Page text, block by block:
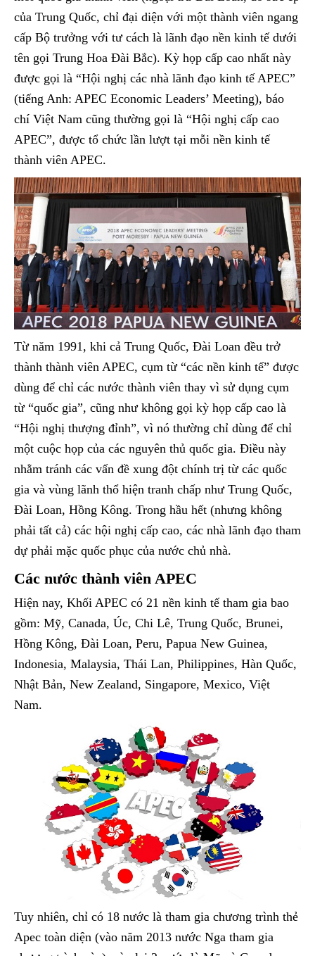
của Trung Quốc, chỉ đại diện với một thành viên ngang
cấp Bộ trưởng với tư cách là lãnh đạo nền kinh tế dưới
tên gọi Trung Hoa Đài Bắc). Kỳ họp cấp cao nhất này
được gọi là “Hội nghị các nhà lãnh đạo kinh tế APEC”
(tiếng Anh: APEC Economic Leaders’ Meeting), báo
chí Việt Nam cũng thường gọi là “Hội nghị cấp cao
APEC”, được tổ chức lần lượt tại mỗi nền kinh tế
thành viên APEC.
Từ năm 1991, khi cả Trung Quốc, Đài Loan đều trở
thành thành viên APEC, cụm từ “các nền kinh tế” được
dùng để chỉ các nước thành viên thay vì sử dụng cụm
từ “quốc gia”, cũng như không gọi kỳ họp cấp cao là
“Hội nghị thượng đỉnh”, vì nó thường chỉ dùng để chỉ
một cuộc họp của các nguyên thủ quốc gia. Điều này
nhằm tránh các vấn đề xung đột chính trị từ các quốc
gia và vùng lãnh thổ hiện tranh chấp như Trung Quốc,
Đài Loan, Hồng Kông. Trong hầu hết (nhưng không
phải tất cả) các hội nghị cấp cao, các nhà lãnh đạo tham
dự phải mặc quốc phục của nước chủ nhà.
Các nước thành viên APEC
Hiện nay, Khối APEC có 21 nền kinh tế tham gia bao
gồm: Mỹ, Canada, Úc, Chi Lê, Trung Quốc, Brunei,
Hồng Kông, Đài Loan, Peru, Papua New Guinea,
Indonesia, Malaysia, Thái Lan, Philippines, Hàn Quốc,
Nhật Bản, New Zealand, Singapore, Mexico, Việt
Nam.
Tuy nhiên, chỉ có 18 nước là tham gia chương trình thẻ
Apec toàn diện (vào năm 2013 nước Nga tham gia